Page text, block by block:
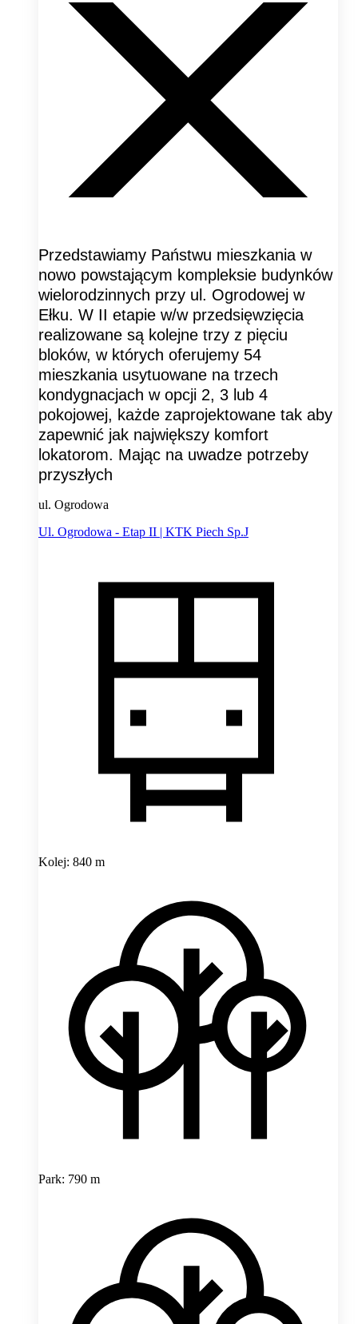
Przedstawiamy Państwu mieszkania w
nowo powstającym kompleksie budynków
wielorodzinnych przy ul. Ogrodowej w
Ełku. W II etapie w/w przedsięwzięcia
realizowane są kolejne trzy z pięciu
bloków, w których oferujemy 54
mieszkania usytuowane na trzech
kondygnacjach w opcji 2, 3 lub 4
pokojowej, każde zaprojektowane tak aby
zapewnić jak największy komfort
lokatorom. Mając na uwadze potrzeby
przyszłych
ul. Ogrodowa
Ul. Ogrodowa - Etap II | KTK Piech Sp.J
Kolej: 840 m
Park: 790 m